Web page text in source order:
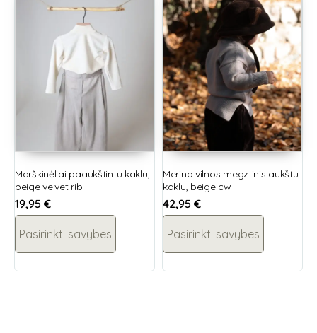
Marškinėliai paaukštintu kaklu,
beige velvet rib
19,95 €
Pasirinkti savybes
Merino vilnos megztinis aukštu
kaklu, beige cw
42,95 €
Pasirinkti savybes